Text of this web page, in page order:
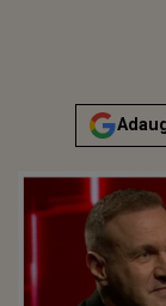
vineri, 20